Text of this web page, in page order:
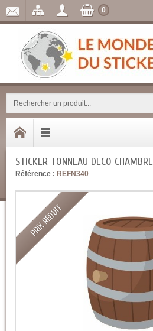
0
STICKER TONNEAU DECO CHAMBRE
Référence : REFN340
PRIX RÉDUIT